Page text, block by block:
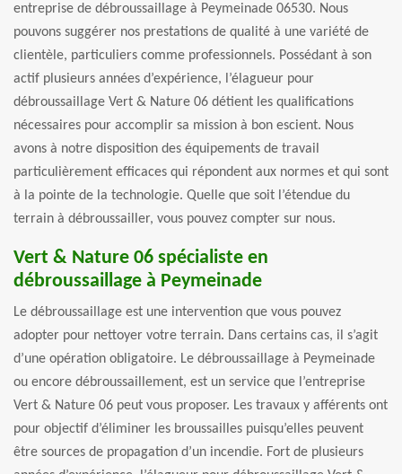
entreprise de débroussaillage à Peymeinade 06530. Nous
pouvons suggérer nos prestations de qualité à une variété de
clientèle, particuliers comme professionnels. Possédant à son
actif plusieurs années d’expérience, l’élagueur pour
débroussaillage Vert & Nature 06 détient les qualifications
nécessaires pour accomplir sa mission à bon escient. Nous
avons à notre disposition des équipements de travail
particulièrement efficaces qui répondent aux normes et qui sont
à la pointe de la technologie. Quelle que soit l’étendue du
terrain à débroussailler, vous pouvez compter sur nous.
Vert & Nature 06 spécialiste en
débroussaillage à Peymeinade
Le débroussaillage est une intervention que vous pouvez
adopter pour nettoyer votre terrain. Dans certains cas, il s’agit
d’une opération obligatoire. Le débroussaillage à Peymeinade
ou encore débroussaillement, est un service que l’entreprise
Vert & Nature 06 peut vous proposer. Les travaux y afférents ont
pour objectif d’éliminer les broussailles puisqu’elles peuvent
être sources de propagation d’un incendie. Fort de plusieurs